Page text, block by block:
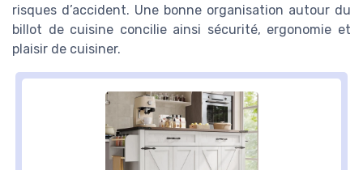
risques d’accident. Une bonne organisation autour du
billot de cuisine concilie ainsi sécurité, ergonomie et
plaisir de cuisiner.